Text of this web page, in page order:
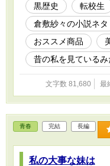
黒歴史 転校生
倉敷紗々の小説ネタ
おススメ商品
昔の私を見ているみ
文字数 81,680 最
青春 完結 長編
私の大事な妹は